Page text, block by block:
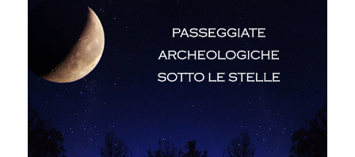
Passeggiate archeologiche